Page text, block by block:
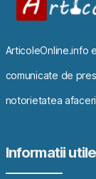
ArticoleOnline.info
comunicate de
notorietatea
Informatii utile